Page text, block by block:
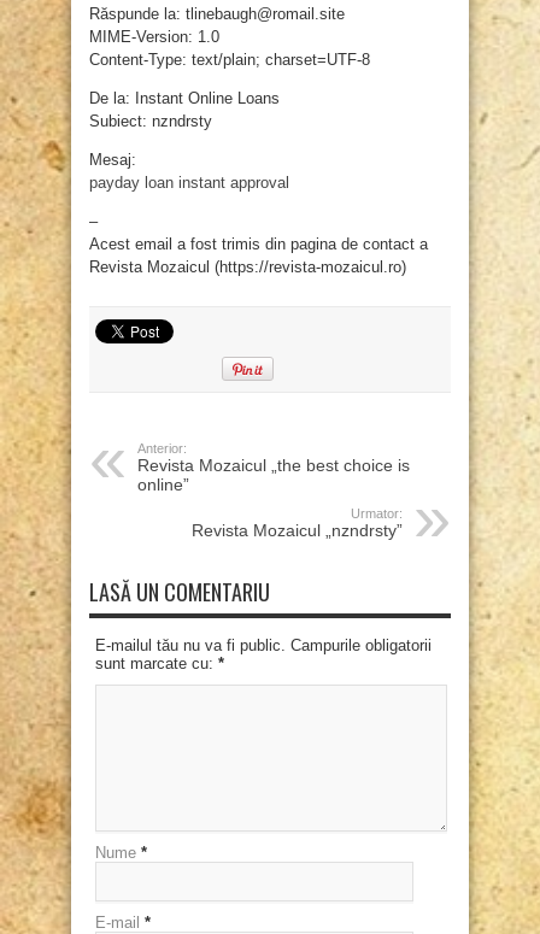
Răspunde la: tlinebaugh@romail.site
MIME-Version: 1.0
Content-Type: text/plain; charset=UTF-8
De la: Instant Online Loans
Subiect: nzndrsty
Mesaj:
payday loan instant approval
–
Acest email a fost trimis din pagina de contact a
Revista Mozaicul (https://revista-mozaicul.ro)
Anterior:
Revista Mozaicul „the best choice is
online”
Urmator:
Revista Mozaicul „nzndrsty”
LASĂ UN COMENTARIU
E-mailul tău nu va fi public. Campurile obligatorii
sunt marcate cu: *
Nume *
E-mail *